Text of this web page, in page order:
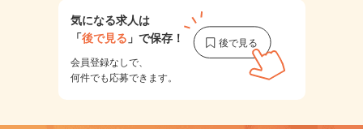
気になる求人は
「後で見る 」で保存！
会員登録なしで、
何件でも応募できます。